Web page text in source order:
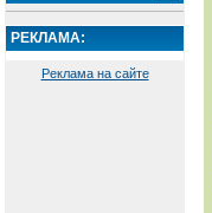
РЕКЛАМА:
Реклама на сайте